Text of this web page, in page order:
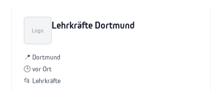
Logo Lehrkräfte Dortmund
📍 Dortmund
🕒 vor Ort
📂 Lehrkräfte